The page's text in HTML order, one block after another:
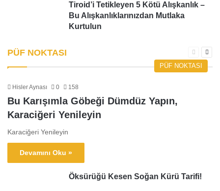
Tiroid’i Tetikleyen 5 Kötü Alışkanlık –
Bu Alışkanlıklarınızdan Mutlaka
Kurtulun
PÜF NOKTASI
Önceki
sayfa
PÜF NOKTASI
Hisler Aynası 0 158
Bu Karışımla Göbeği Dümdüz Yapın,
Karaciğeri Yenileyin
Karaciğeri Yenileyin
Devamını Oku »
Öksürüğü Kesen Soğan Kürü Tarifi!